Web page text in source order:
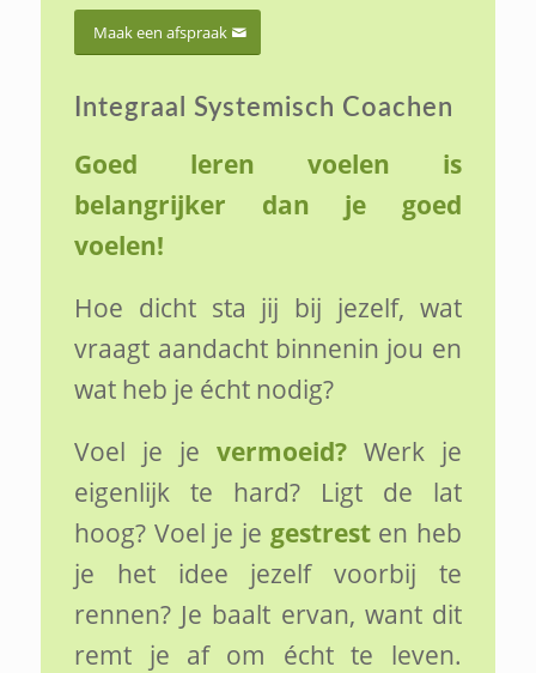
Maak een afspraak
Integraal Systemisch Coachen
Goed leren voelen is
belangrijker dan je goed
voelen!
Hoe dicht sta jij bij jezelf, wat
vraagt aandacht binnenin jou en
wat heb je écht nodig?
Voel je je vermoeid?Werk je
eigenlijk te hard? Ligt de lat
hoog? Voel je je gestresten heb
je het idee jezelf voorbij te
rennen? Je baalt ervan, want dit
remt je af om écht te leven.